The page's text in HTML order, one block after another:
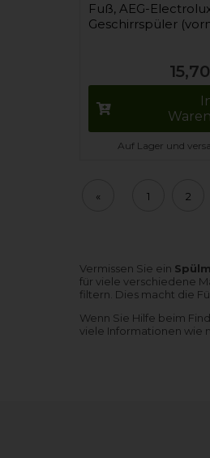
Fuß, AEG-
Geschirrspüler
15,70
Auf Lager und
« 1 2
Vermissen Sie ein
für viele verschiedene
filtern. Dies macht die
Wenn Sie Hilfe beim
viele Informationen wie